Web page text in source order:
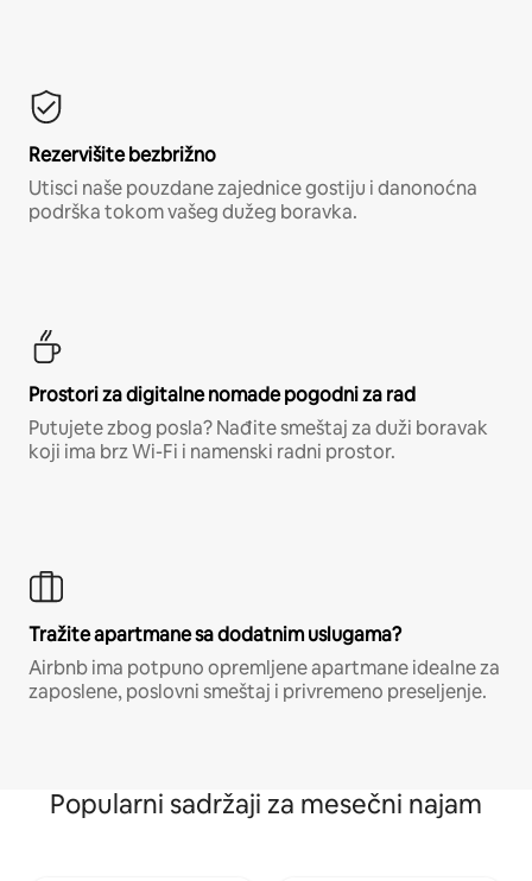
Rezervišite bezbrižno
Utisci naše pouzdane zajednice gostiju i danonoćna
podrška tokom vašeg dužeg boravka.
Prostori za digitalne nomade pogodni za rad
Putujete zbog posla? Nađite smeštaj za duži boravak
koji ima brz Wi-Fi i namenski radni prostor.
Tražite apartmane sa dodatnim uslugama?
Airbnb ima potpuno opremljene apartmane idealne za
zaposlene, poslovni smeštaj i privremeno preseljenje.
Popularni sadržaji za mesečni najam